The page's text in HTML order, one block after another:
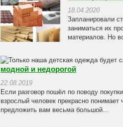
18.04.2020
Запланировали
заниматься их
материалов. Но
модной и недорогой
22.08.2019
Если разговор пошёл по поводу
взрослый человек прекрасно понимает
предложить вам весьма большой...